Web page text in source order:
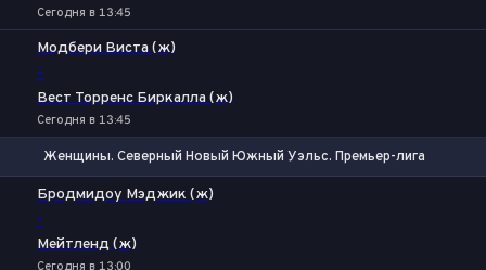
Сегодня в 13:45
Модбери Виста (ж)
-
Вест Торренс Биркалла (ж)
Сегодня в 13:45
Женщины. Северный Новый Южный Уэльс. Премьер-лига
Бродмидоу Мэджик (ж)
-
Мейтленд (ж)
Сегодня в 13:00